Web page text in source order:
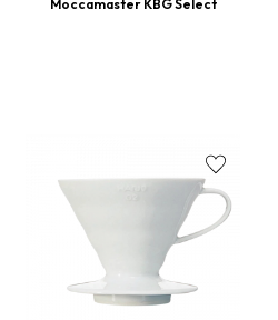
Moccamaster KBG Select